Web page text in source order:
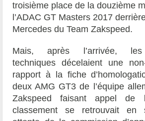
troisième place de la douzième
l’ADAC GT Masters 2017
Mercedes du Team Zakspeed.
Mais, après l’arrivée, les
techniques décelaient une
rapport à la fiche
deux AMG GT3 de l’équipe
Zakspeed faisant appel de
classement se retrouvait en